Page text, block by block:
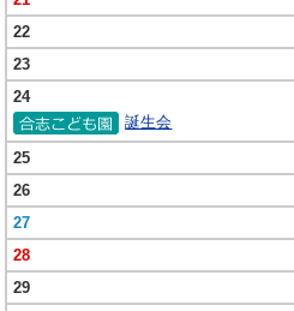
22
23
24
誕生会
25
26
27
28
29